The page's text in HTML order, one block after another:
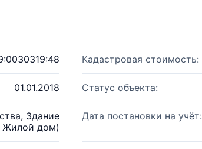
Кадастровая стоимость:
01.01.2018 Статус объекта:
Здание
Жилой дом)
Дата постановки на учёт: